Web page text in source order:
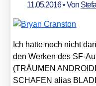
11.05.2016• Von
Ich hat­te noch nicht
den Wer­ken des SF-
(TRÄUMEN
SCHAFEN ali­as